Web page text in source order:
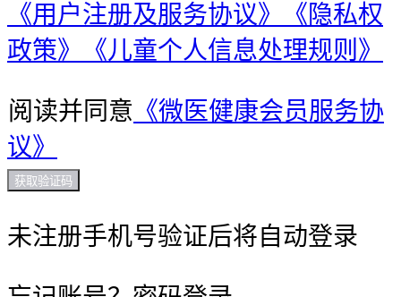
《用户注册及服务协议》
《隐私权
政策》
《儿童个人信息处理规则》
阅读并同意 《微医健康会员服务协
议》
获取验证码
未注册手机号验证后将自动登录